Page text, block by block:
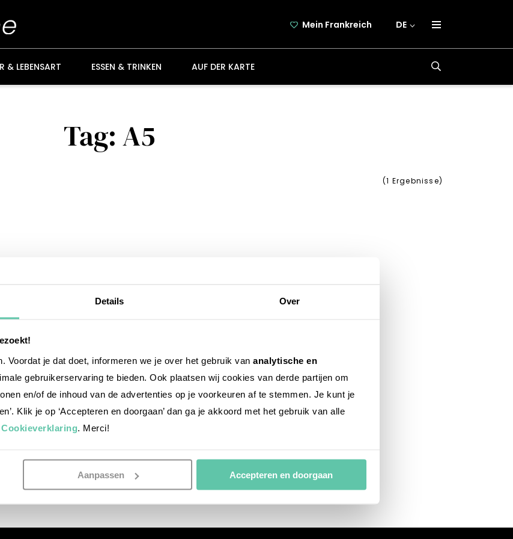
Details Over
Voordat je dat doet, informeren we je over het gebruik van analytische en
gebruikerservaring te bieden. Ook plaatsen wij cookies van derde partijen om
en/of de inhoud van de advertenties op je voorkeuren af te stemmen. Je kunt je
Klik je op ‘Accepteren en doorgaan’ dan ga je akkoord met het gebruik van alle
Cookieverklaring . Merci!
Aanpassen Accepteren en doorgaan
Mein Frankreich DE
& LEBENSART ESSEN & TRINKEN AUF DER KARTE
Tag: A5
(1 Ergebnisse)